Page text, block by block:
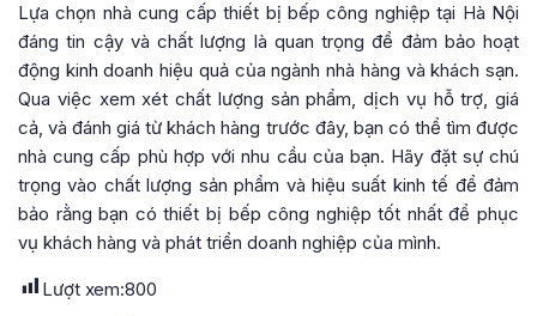
Lựa chọn nhà cung cấp thiết bị bếp công nghiệp tại Hà Nội
đáng tin cậy và chất lượng là quan trọng để đảm bảo hoạt
động kinh doanh hiệu quả của ngành nhà hàng và khách sạn.
Qua việc xem xét chất lượng sản phẩm, dịch vụ hỗ trợ, giá
cả, và đánh giá từ khách hàng trước đây, bạn có thể tìm được
nhà cung cấp phù hợp với nhu cầu của bạn. Hãy đặt sự chú
trọng vào chất lượng sản phẩm và hiệu suất kinh tế để đảm
bảo rằng bạn có thiết bị bếp công nghiệp tốt nhất để phục
vụ khách hàng và phát triển doanh nghiệp của mình.
Lượt xem:800